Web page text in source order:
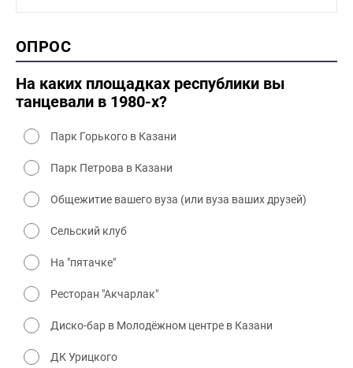
1990-2000 культура
2000 промышленность
2000 культура
ОПРОС
На каких площадках республики вы
танцевали в 1980-х?
Парк Горького в Казани
Парк Петрова в Казани
Общежитие вашего вуза (или вуза ваших друзей)
Сельский клуб
На "пятачке"
Ресторан "Акчарлак"
Диско-бар в Молодёжном центре в Казани
ДК Урицкого